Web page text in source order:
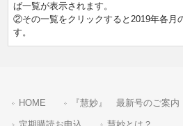
ば一覧が表示されます。
②その一覧をクリックすると2019年各月
す。
HOME 『慧妙』 最新号のご案